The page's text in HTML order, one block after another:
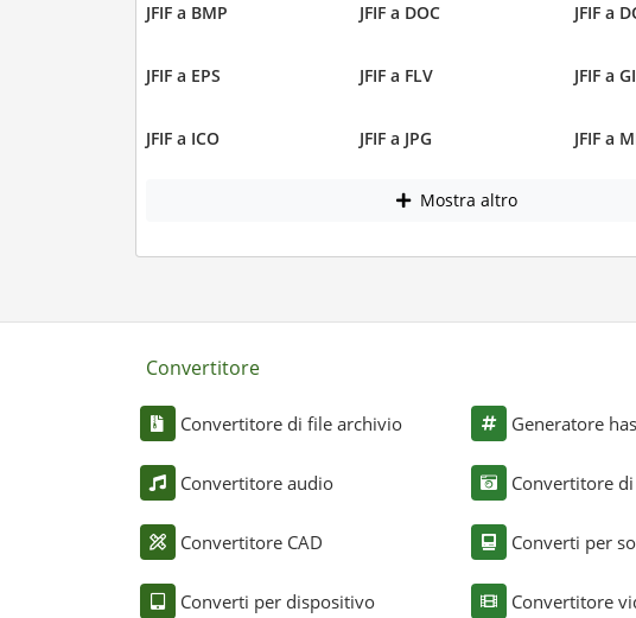
JFIF a BMP JFIF a DOC JFIF a
JFIF a EPS JFIF a FLV JFIF a
JFIF a ICO JFIF a JPG JFIF a
Mostra altro
Convertitore
Convertitore di file archivio
Convertitore audio
Convertitore CAD
Converti per dispositivo
Generatore
Convertitore
Converti per
Convertitore